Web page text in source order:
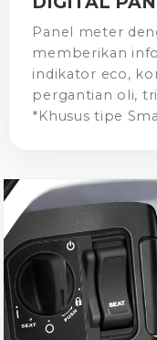
Panel meter
memberikan
indikator eco,
pergantian oli,
*Khusus tipe